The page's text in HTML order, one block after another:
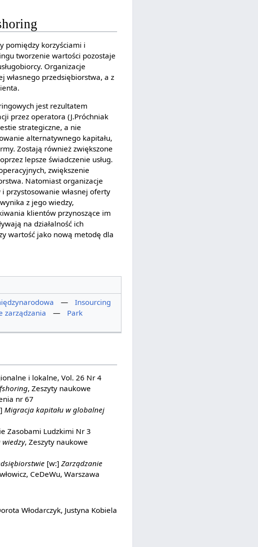
pomiędzy korzyściami i
tworzenie wartości pozostaje
Organizacje
własnego przedsiębiorstwa, a z
jest rezultatem
przez operatora (J.Próchniak
strategiczne, a nie
alternatywnego kapitału,
Zostają również zwiększone
lepsze świadczenie usług.
zwiększenie
Natomiast organizacje
przystosowanie własnej oferty
z jego wiedzy,
klientów przynoszące im
na działalność ich
wartość jako nową metodę dla
—
Insourcing
zarządzania —
Park
i lokalne, Vol. 26 Nr 4
, Zeszyty naukowe
nr 67
Migracja kapitału w globalnej
Zasobami Ludzkimi Nr 3
, Zeszyty naukowe
[w:] Zarządzanie
CeDeWu, Warszawa
Włodarczyk, Justyna Kobiela